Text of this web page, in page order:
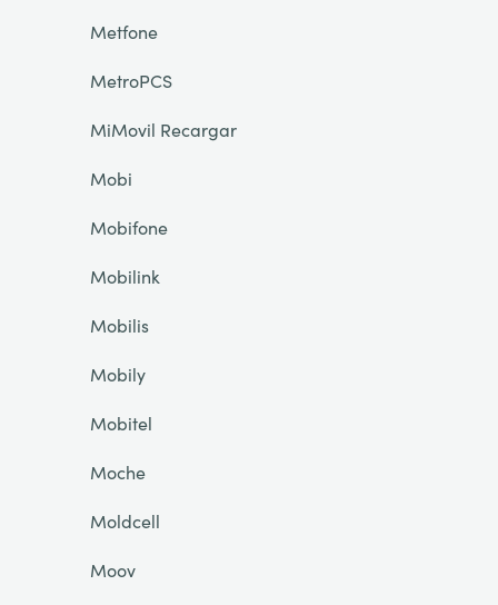
Metfone
MetroPCS
MiMovil Recargar
Mobi
Mobifone
Mobilink
Mobilis
Mobily
Mobitel
Moche
Moldcell
Moov